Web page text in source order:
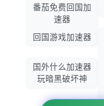
番茄免费回国加
速器
回国游戏加速器
国外什么加速器
玩暗黑破坏神